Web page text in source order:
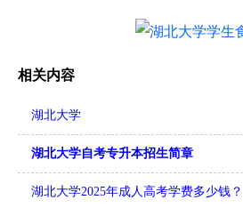
相关内容
湖北大学
湖北大学自考专升本招生简章
湖北大学2025年成人高考学费多少钱？